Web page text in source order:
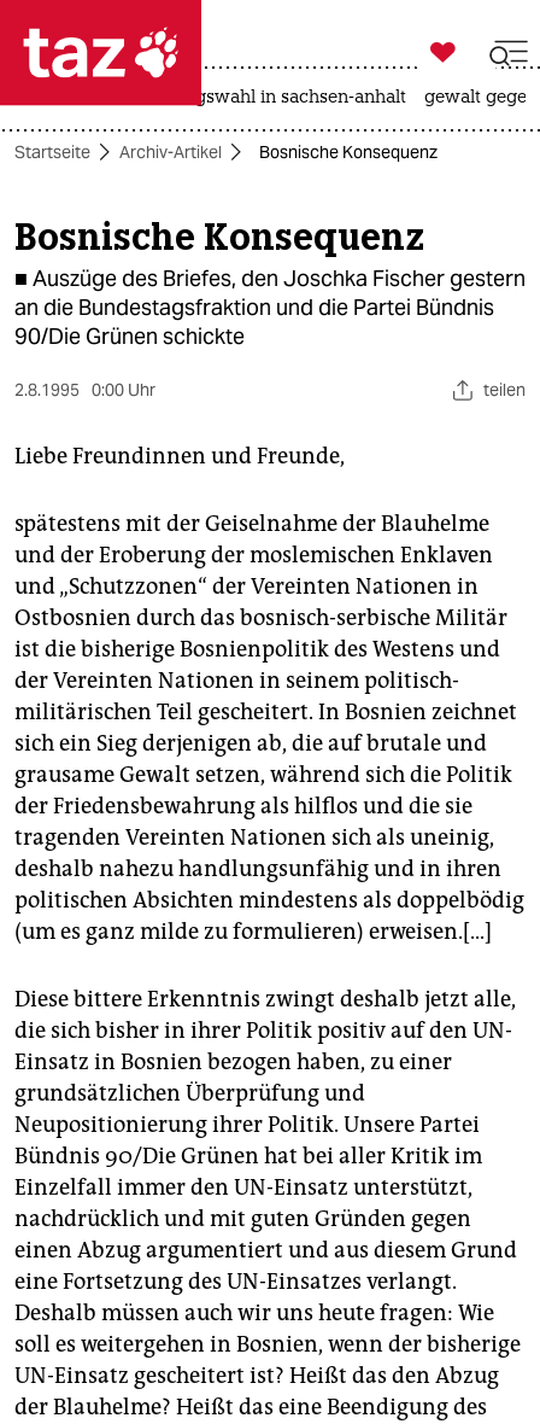
 taz zahl ich
taz zahl ich
themen
politik
öko
gesellschaft
berlin
nord
wahrheit
verlag
verlag
veranstaltungen
shop
fragen & hilfe
unterstützen
abo
genossenschaft
epaper login

taz zahl ich
landtagswahl in sachsen-anhalt gewalt
Startseite Archiv-Artikel Bosnische Konsequenz
Bosnische Konsequenz
■ Auszüge des Briefes, den Joschka Fischer gestern
an die Bundestagsfraktion und die Partei Bündnis
90/Die Grünen schickte
2.8.1995 0:00 Uhr teilen
Liebe Freundinnen und Freunde,
spätestens mit der Geiselnahme der Blauhelme
und der Eroberung der moslemischen Enklaven
und „Schutzzonen“ der Vereinten Nationen in
Ostbosnien durch das bosnisch-serbische Militär
ist die bisherige Bosnienpolitik des Westens und
der Vereinten Nationen in seinem politisch-
militärischen Teil gescheitert. In Bosnien zeichnet
sich ein Sieg derjenigen ab, die auf brutale und
grausame Gewalt setzen, während sich die Politik
der Friedensbewahrung als hilflos und die sie
tragenden Vereinten Nationen sich als uneinig,
deshalb nahezu handlungsunfähig und in ihren
politischen Absichten mindestens als doppelbödig
(um es ganz milde zu formulieren) erweisen.[...]
Diese bittere Erkenntnis zwingt deshalb jetzt alle,
die sich bisher in ihrer Politik positiv auf den UN-
Einsatz in Bosnien bezogen haben, zu einer
grundsätzlichen Überprüfung und
Neupositionierung ihrer Politik. Unsere Partei
Bündnis 90/Die Grünen hat bei aller Kritik im
Einzelfall immer den UN-Einsatz unterstützt,
nachdrücklich und mit guten Gründen gegen
einen Abzug argumentiert und aus diesem Grund
eine Fortsetzung des UN-Einsatzes verlangt.
Deshalb müssen auch wir uns heute fragen: Wie
soll es weitergehen in Bosnien, wenn der bisherige
UN-Einsatz gescheitert ist? Heißt das den Abzug
der Blauhelme? Heißt das eine Beendigung des